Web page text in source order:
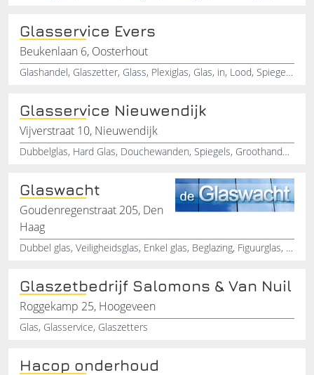
Glasservice Evers
Beukenlaan 6, Oosterhout
Glashandel, Glaszetter, Glass, Plexiglas, Glas, in, Lood, Spiegels, Dubbele, Beglazing
Glasservice Nieuwendijk
Vijverstraat 10, Nieuwendijk
Dubbelglas, Hard Glas, Douchewanden, Spiegels, Groothandel in Glas
Glaswacht
Goudenregenstraat 205, Den
Haag
Dubbel glas, Veiligheidsglas, Enkel glas, Beglazing, Figuurglas, Glasreparatie, Douchewanden, Op maat gemaakt glas
Glaszetbedrijf Salomons & Van Nuil
Roggekamp 25, Hoogeveen
Glas, Glasservice, Glaszetters
Hacop onderhoud